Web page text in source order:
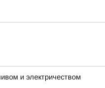
и электричеством